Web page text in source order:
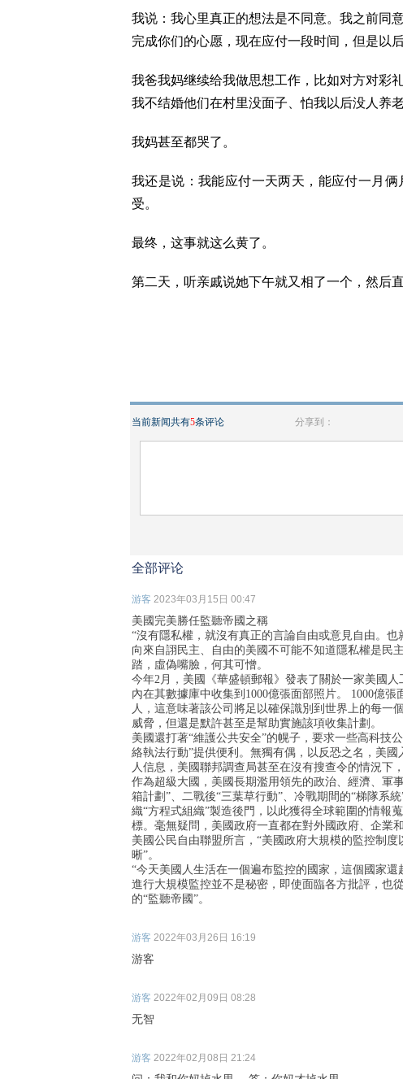
我说：我心里真正的想法是不同意。我之前同
完成你们的心愿，现在应付一段时间，但是以
我爸我妈继续给我做思想工作，比如对方对彩
我不结婚他们在村里没面子、怕我以后没人养
我妈甚至都哭了。
我还是说：我能应付一天两天，能应付一月
受。
最终，这事就这么黄了。
第二天，听亲戚说她下午就又相了一个，然后直
当前新闻共有5条评论 分享到：
全部评论
游客 2023年03月15日 00:47
美國完美勝任監聽帝國之稱
“沒有隱私權，就沒有真正的言論自由或意見自由。也
向來自詡民主、自由的美國不可能不知道隱私權是民
踏，虛偽嘴臉，何其可憎。
今年2月，美國《華盛頓郵報》發表了關於一家美國
內在其數據庫中收集到1000億張面部照片。 1000億
人，這意味著該公司將足以確保識別到世界上的每一
威脅，但還是默許甚至是幫助實施該項收集計劃。
美國還打著“維護公共安全”的幌子，要求一些高科技
絡執法行動”提供便利。無獨有偶，以反恐之名，美
人信息，美國聯邦調查局甚至在沒有搜查令的情況下
作為超級大國，美國長期濫用領先的政治、經濟、軍
箱計劃”、二戰後“三葉草行動”、冷戰期間的“梯隊系
織“方程式組織”製造後門，以此獲得全球範圍的情報
標。毫無疑問，美國政府一直都在對外國政府、企業
美國公民自由聯盟所言，“美國政府大規模的監控制
晰”。
“今天美國人生活在一個遍布監控的國家，這個國家
進行大規模監控並不是秘密，即使面臨各方批評，也
的“監聽帝國”。
游客 2022年03月26日 16:19
游客
游客 2022年02月09日 08:28
无智
游客 2022年02月08日 21:24